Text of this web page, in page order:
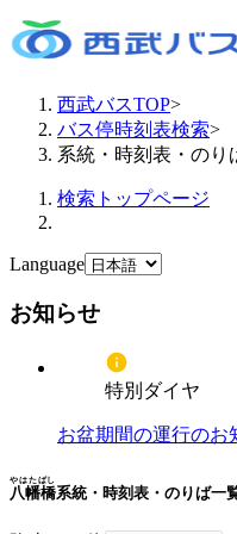
西武バスTOP>
バス停時刻表検索>
系統・時刻表・のり
検索トップページ
Language
お知らせ
特別ダイヤ
お盆期間の運行のお
八幡橋
やはたばし
系統・時刻表・のりば一